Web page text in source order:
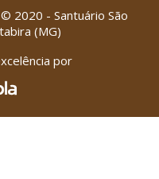
2020 - Santuário São
(MG)
por